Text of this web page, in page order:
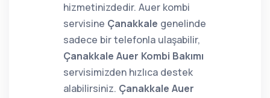
hizmetinizdedir. Auer kombi
servisine Çanakkale genelinde
sadece bir telefonla ulaşabilir,
Çanakkale Auer Kombi Bakımı
servisimizden hızlıca destek
alabilirsiniz. Çanakkale Auer